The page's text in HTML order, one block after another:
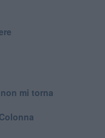
mi torna